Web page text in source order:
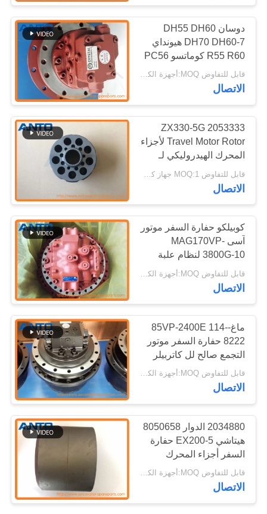
مراقبة
الجودة
مدونة
خريطة
الموقع
سياسة
الخصوصية
دوسان DH55 DH60
DH70 DH60-7 هيونداي
R55 R60 كوماتسو PC56
كوبيلكو SK60 الهيدروليكية
محرك السيارات التجمع
قابل للتفاوض MOQ:أجهزة الكمبيوتر 1
الاتصال
2053333 ZX330-5G
Travel Motor Rotor لأجزاء
المحرك الهيدروليكي لـ
HITACHI Excavator
قابل للتفاوض MOQ:1 جهاز كمبيوتر شخصى
الاتصال
كوبيلكو حفارة السفر موتور
آسى MAG170VP-
3800G-10 لنظام علبة
التروس
قابل للتفاوض MOQ:أجهزة الكمبيوتر 1
الاتصال
ماغ-85VP-2400E 114-
8222 حفارة السفر موتور
التجمع صالح لل كاتربيلر
كات 312B 312C E312B
E312C
قابل للتفاوض MOQ:أجهزة الكمبيوتر 1
الاتصال
2034880 الدوار 8050658
هيتاشي EX200-5 حفارة
السفر أجزاء المحرك
المكبس الأحذية
قابل للتفاوض MOQ:أجهزة الكمبيوتر 1
الاتصال